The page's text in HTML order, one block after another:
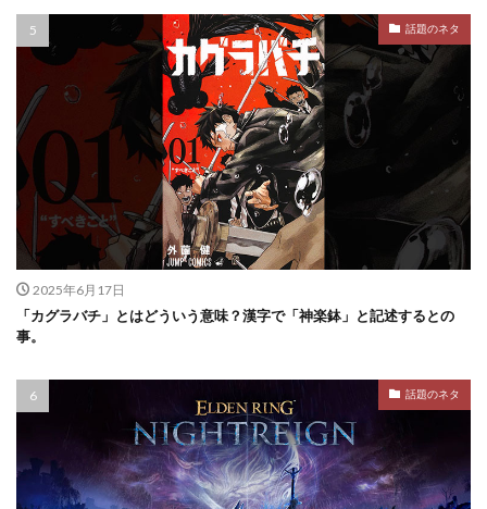
話題のネタ
2025年6月17日
「カグラバチ」とはどういう意味？漢字で「神楽鉢」と記述するとの
事。
話題のネタ